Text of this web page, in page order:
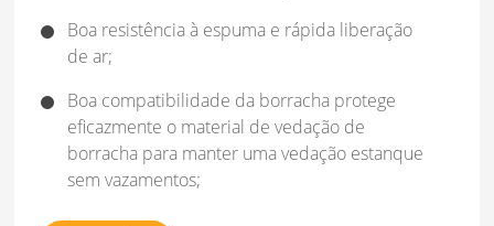
Boa resistência à espuma e rápida liberação
de ar;
Boa compatibilidade da borracha protege
eficazmente o material de vedação de
borracha para manter uma vedação estanque
sem vazamentos;